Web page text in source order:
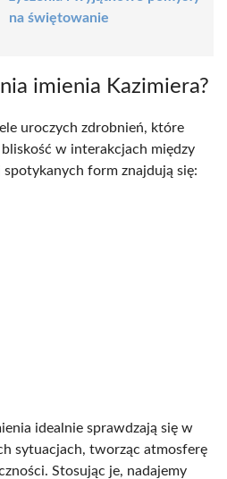
na świętowanie
imienia Kazimiera?
uroczych zdrobnień, które
w interakcjach między
spotykanych form znajdują się:
idealnie sprawdzają się w
sytuacjach, tworząc atmosferę
Stosując je, nadajemy